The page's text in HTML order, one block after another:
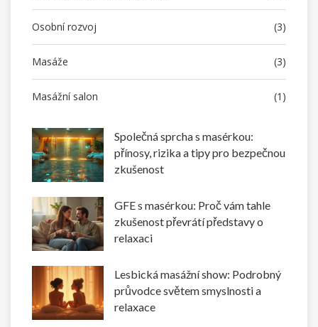
Osobní rozvoj (3)
Masáže (3)
Masážní salon (1)
Společná sprcha s masérkou:
přínosy, rizika a tipy pro bezpečnou
zkušenost
GFE s masérkou: Proč vám tahle
zkušenost převrátí představy o
relaxaci
Lesbická masážní show: Podrobný
průvodce světem smyslnosti a
relaxace